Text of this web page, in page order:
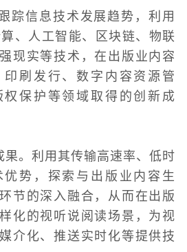
踪信息技术发展趋势，利用
、人工智能、区块链、物联
现实等技术，在出版业内容
刷发行、数字内容资源管
保护等领域取得的创新成
果。利用其传输高速率、低时
势，探索与出版业内容生
节的深入融合，从而在出版
化的视听说阅读场景，为视
介化、推送实时化等提供技